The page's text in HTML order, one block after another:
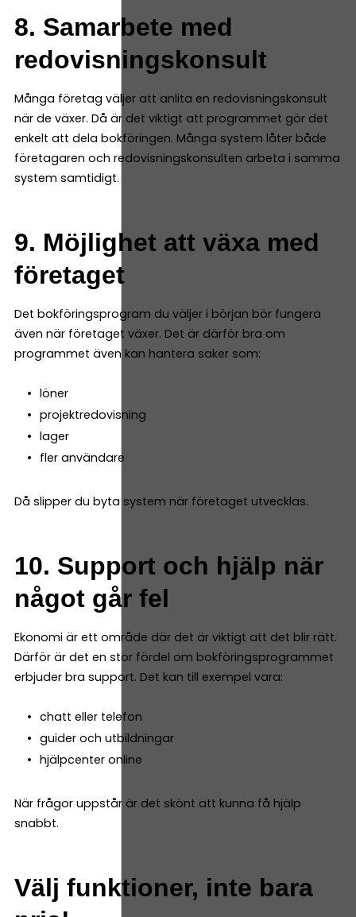
8. Samarbete med
redovisningskonsult
Många företag väljer att anlita en redovisningskonsult
när de växer. Då är det viktigt att programmet gör det
enkelt att dela bokföringen. Många system låter både
företagaren och redovisningskonsulten arbeta i samma
system samtidigt.
9. Möjlighet att växa med
företaget
Det bokföringsprogram du väljer i början bör fungera
även när företaget växer. Det är därför bra om
programmet även kan hantera saker som:
löner
projektredovisning
lager
fler användare
Då slipper du byta system när företaget utvecklas.
10. Support och hjälp när
något går fel
Ekonomi är ett område där det är viktigt att det blir rätt.
Därför är det en stor fördel om bokföringsprogrammet
erbjuder bra support. Det kan till exempel vara:
chatt eller telefon
guider och utbildningar
hjälpcenter online
När frågor uppstår är det skönt att kunna få hjälp
snabbt.
Välj funktioner, inte bara